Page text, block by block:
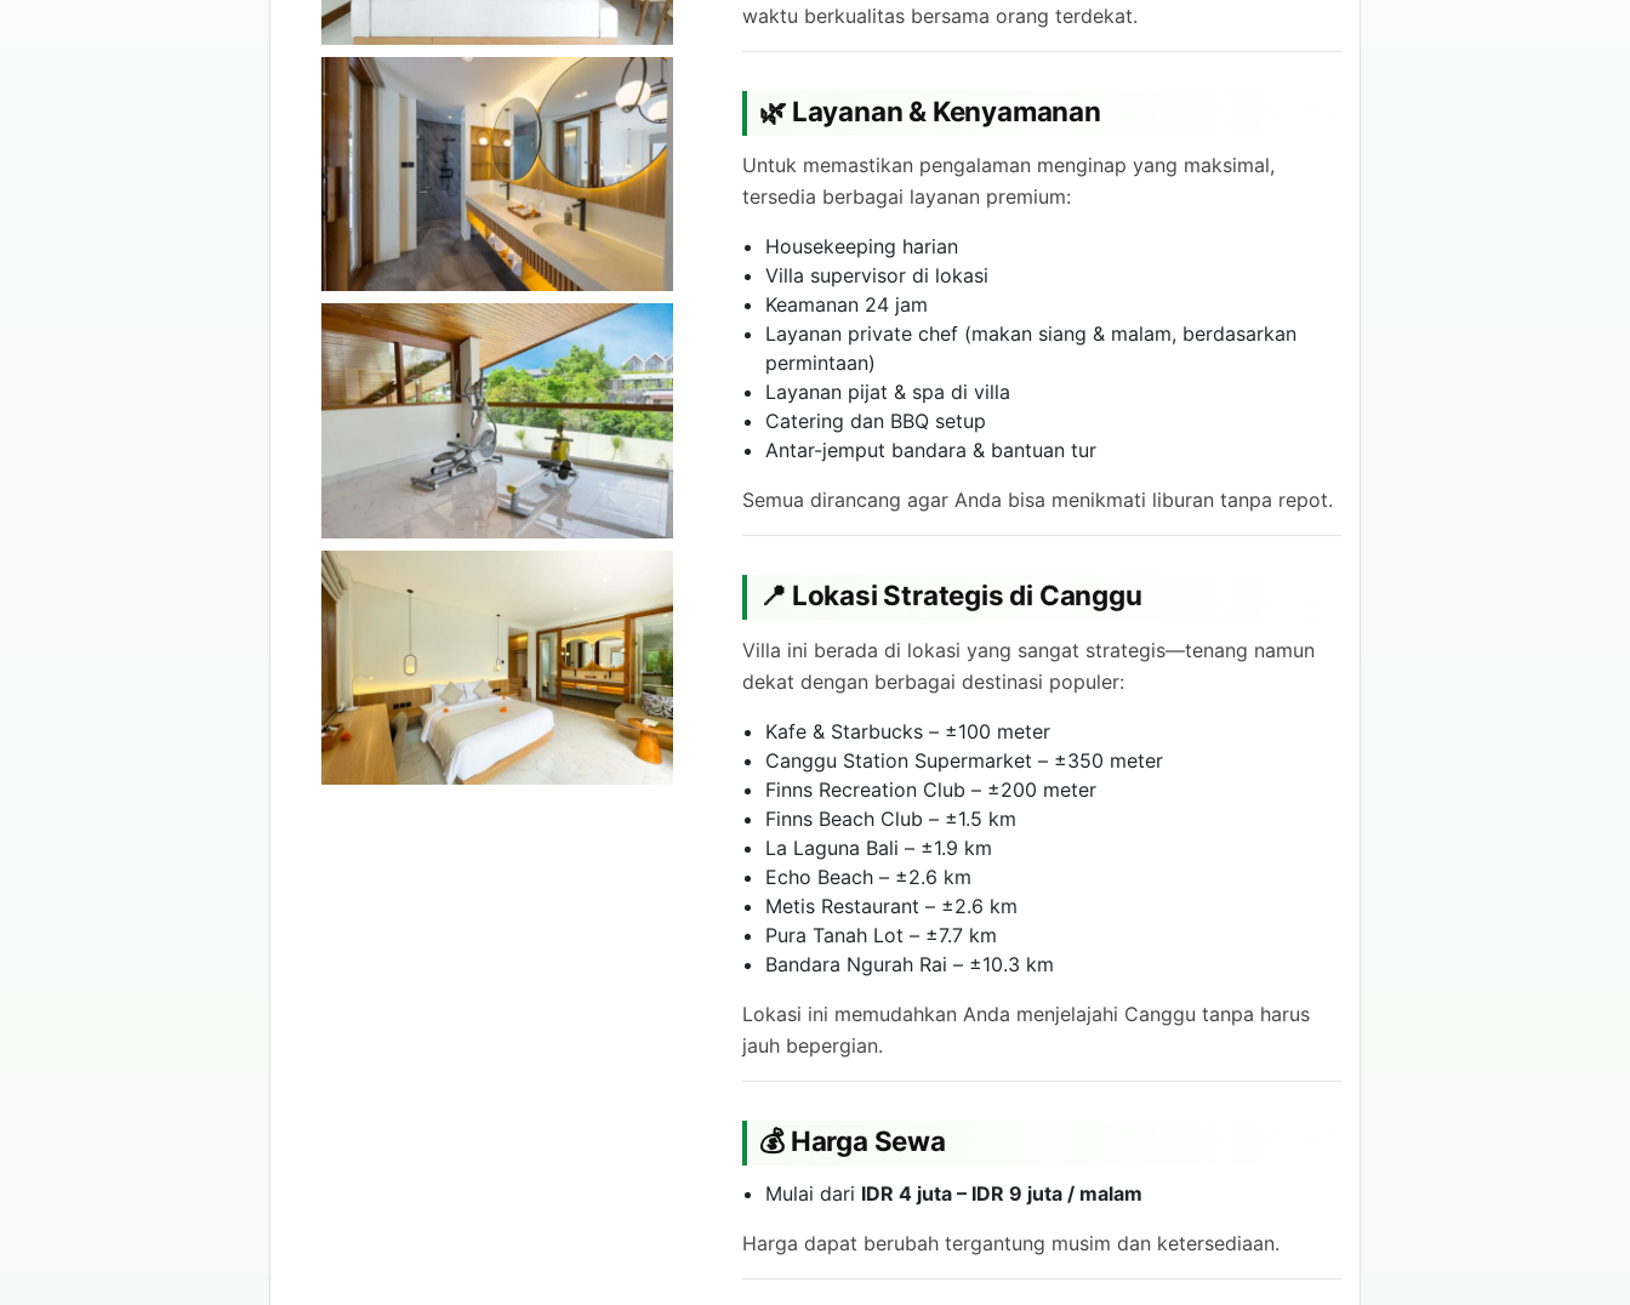
waktu berkualitas bersama orang terdekat.
🌿 Layanan & Kenyamanan
Untuk memastikan pengalaman menginap yang maksimal,
tersedia berbagai layanan premium:
Housekeeping harian
Villa supervisor di lokasi
Keamanan 24 jam
Layanan private chef (makan siang & malam, berdasarkan
permintaan)
Layanan pijat & spa di villa
Catering dan BBQ setup
Antar-jemput bandara & bantuan tur
Semua dirancang agar Anda bisa menikmati liburan tanpa repot.
📍 Lokasi Strategis di Canggu
Villa ini berada di lokasi yang sangat strategis—tenang namun
dekat dengan berbagai destinasi populer:
Kafe & Starbucks – ±100 meter
Canggu Station Supermarket – ±350 meter
Finns Recreation Club – ±200 meter
Finns Beach Club – ±1.5 km
La Laguna Bali – ±1.9 km
Echo Beach – ±2.6 km
Metis Restaurant – ±2.6 km
Pura Tanah Lot – ±7.7 km
Bandara Ngurah Rai – ±10.3 km
Lokasi ini memudahkan Anda menjelajahi Canggu tanpa harus
jauh bepergian.
💰 Harga Sewa
Mulai dari IDR 4 juta – IDR 9 juta / malam
Harga dapat berubah tergantung musim dan ketersediaan.